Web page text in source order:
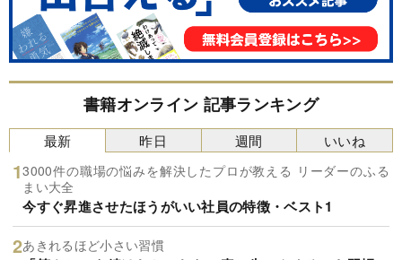
書籍オンライン 記事ランキング
最新
3000件の職場の悩みを解決したプロが教える リーダーのふる
まい大全
今すぐ昇進させたほうがいい社員の特徴・ベスト1
あきれるほど小さい習慣
昨日 週間 いいね